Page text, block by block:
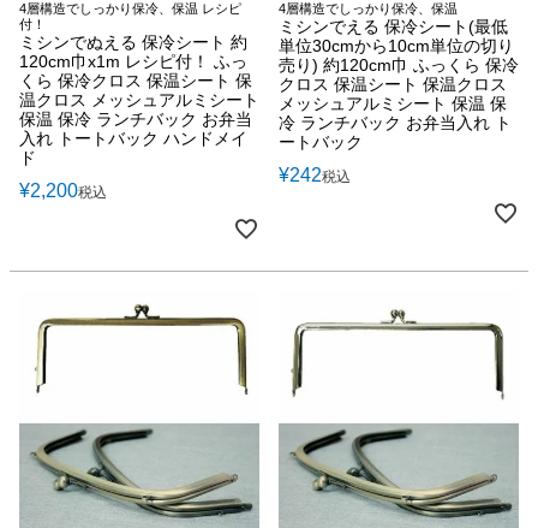
4層構造でしっかり保冷、保温 レシピ
付！
ミシンでぬえる 保冷シート 約
120cm巾x1m レシピ付！ ふっ
くら 保冷クロス 保温シート 保
温クロス メッシュアルミシート
保温 保冷 ランチバック お弁当
入れ トートバック ハンドメイ
ド
¥2,200税込
4層構造でしっかり保冷、保温
ミシンでえる 保冷シート(最低
単位30cmから10cm単位の切り
売り) 約120cm巾 ふっくら 保冷
クロス 保温シート 保温クロス
メッシュアルミシート 保温 保
冷 ランチバック お弁当入れ ト
ートバック
¥242税込